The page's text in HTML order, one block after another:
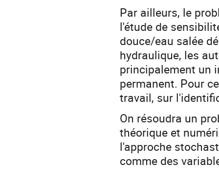
Par ailleurs, le
l'étude de
douce/eau salée
hydraulique, les
principalement un
permanent. Pour
travail, sur
On résoudra un
théorique et
l'approche
comme des